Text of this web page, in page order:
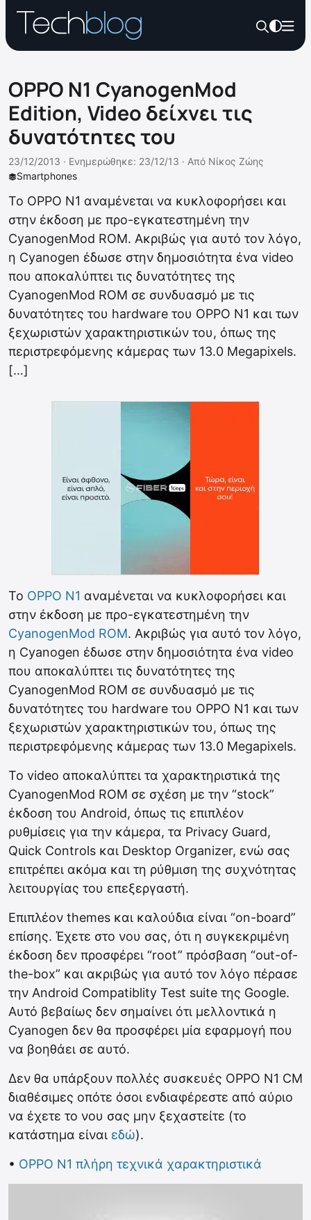
OPPO N1 CyanogenMod
Edition, Video δείχνει τις
δυνατότητες του
Smartphones
23/12/2013 · Ενημερώθηκε: 23/12/13 · Από Νίκος Ζώης
Το OPPO N1 αναμένεται να κυκλοφορήσει και
στην έκδοση με προ-εγκατεστημένη την
CyanogenMod ROM. Ακριβώς για αυτό τον λόγο,
η Cyanogen έδωσε στην δημοσιότητα ένα video
που αποκαλύπτει τις δυνατότητες της
CyanogenMod ROM σε συνδυασμό με τις
δυνατότητες του hardware του OPPO N1 και των
ξεχωριστών χαρακτηριστικών του, όπως της
περιστρεφόμενης κάμερας των 13.0 Megapixels.
[…]
Το OPPO N1 αναμένεται να κυκλοφορήσει και
στην έκδοση με προ-εγκατεστημένη την
CyanogenMod ROM. Ακριβώς για αυτό τον λόγο,
η Cyanogen έδωσε στην δημοσιότητα ένα video
που αποκαλύπτει τις δυνατότητες της
CyanogenMod ROM σε συνδυασμό με τις
δυνατότητες του hardware του OPPO N1 και των
ξεχωριστών χαρακτηριστικών του, όπως της
περιστρεφόμενης κάμερας των 13.0 Megapixels.
Το video αποκαλύπτει τα χαρακτηριστικά της
CyanogenMod ROM σε σχέση με την “stock”
έκδοση του Android, όπως τις επιπλέον
ρυθμίσεις για την κάμερα, τα Privacy Guard,
Quick Controls και Desktop Organizer, ενώ σας
επιτρέπει ακόμα και τη ρύθμιση της συχνότητας
λειτουργίας του επεξεργαστή.
Επιπλέον themes και καλούδια είναι “on-board”
επίσης. Έχετε στο νου σας, ότι η συγκεκριμένη
έκδοση δεν προσφέρει “root” πρόσβαση “out-of-
the-box” και ακριβώς για αυτό τον λόγο πέρασε
την Android Compatiblity Test suite της Google.
Αυτό βεβαίως δεν σημαίνει ότι μελλοντικά η
Cyanogen δεν θα προσφέρει μία εφαρμογή που
να βοηθάει σε αυτό.
Δεν θα υπάρξουν πολλές συσκευές OPPO N1 CM
διαθέσιμες οπότε όσοι ενδιαφέρεστε από αύριο
να έχετε το νου σας μην ξεχαστείτε (το
κατάστημα είναι εδώ).
• OPPO N1 πλήρη τεχνικά χαρακτηριστικά